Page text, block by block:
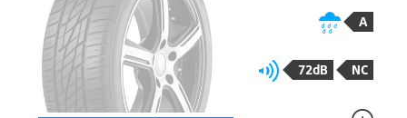
A
72dB NC